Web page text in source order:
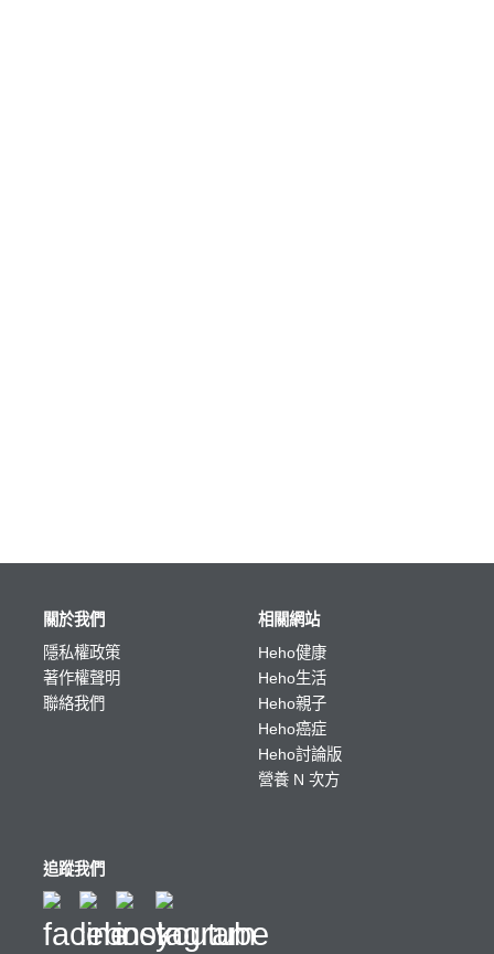
關於我們
隱私權政策
著作權聲明
聯絡我們
相關網站
Heho健康
Heho生活
Heho親子
Heho癌症
Heho討論版
營養 N 次方
追蹤我們